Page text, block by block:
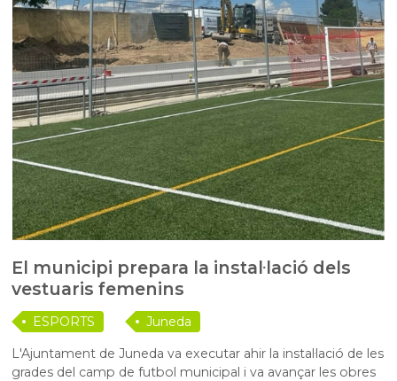
El municipi prepara la instal·lació dels
vestuaris femenins
ESPORTS
Juneda
L'Ajuntament de Juneda va executar ahir la instal·lació de les
grades del camp de futbol municipal i va avançar les obres